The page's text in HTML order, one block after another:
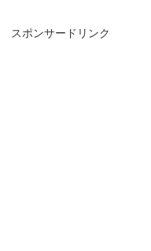
スポンサードリンク